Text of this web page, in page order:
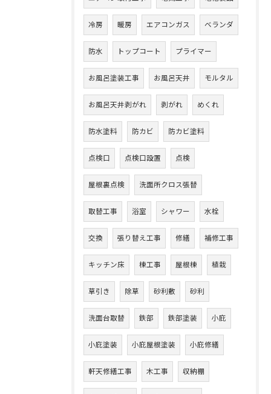
冷房 暖房 エアコンガス ベランダ
防水 トップコート プライマー
お風呂塗装工事 お風呂天井 モルタル
お風呂天井剥がれ 剥がれ めくれ
防水塗料 防カビ 防カビ塗料
点検口 点検口設置 点検
屋根裏点検 洗面所クロス張替
取替工事 浴室 シャワー 水栓
交換 張り替え工事 修繕 補修工事
キッチン床 棟工事 屋根棟 植栽
草引き 除草 砂利敷 砂利
洗面台取替 鉄部 鉄部塗装 小庇
小庇塗装 小庇屋根塗装 小庇修繕
軒天修繕工事 木工事 収納棚